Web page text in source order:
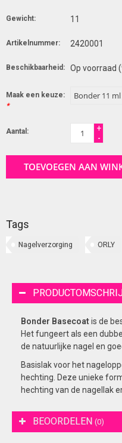
Gewicht: 11
Artikelnummer: 2420001
Beschikbaarheid: Op voorraad
Maak een keuze:
*
Aantal:
+
-
TOEVOEGEN AAN
Tags
Nagelverzorging ORLY
Bonder Basecoatis de
Het fungeert als een
de natuurlijke nagel en
Basislak voor het
hechting. Deze unieke
hechting van de nagellak
BEOORDELEN (0)